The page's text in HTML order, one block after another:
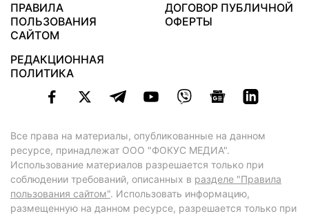
ПРАВИЛА
ПОЛЬЗОВАНИЯ
САЙТОМ
ДОГОВОР ПУБЛИЧНОЙ
ОФЕРТЫ
РЕДАКЦИОННАЯ
ПОЛИТИКА
Все права на материалы, опубликованные на данном
ресурсе, принадлежат ООО "ФОКУС МЕДИА".
Использование материалов разрешается только при
соблюдении требований, описанных в разделе "Правила
пользования сайтом". Использовать информацию,
размещенную на данном ресурсе, разрешается только при